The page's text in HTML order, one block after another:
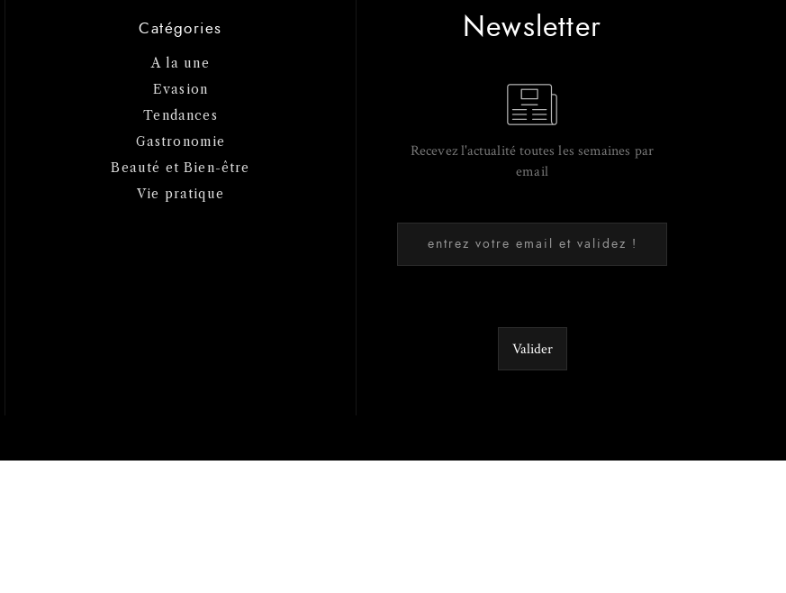
Catégories
A la une
Evasion
Tendances
Gastronomie
Beauté et Bien-être
Vie pratique
Newsletter
Recevez l'actualité toutes les semaines par
email